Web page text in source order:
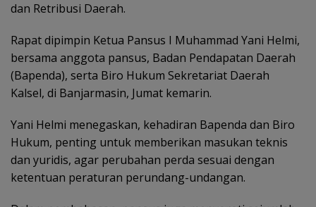
dan Retribusi Daerah.
Rapat dipimpin Ketua Pansus I Muhammad Yani Helmi,
bersama anggota pansus, Badan Pendapatan Daerah
(Bapenda), serta Biro Hukum Sekretariat Daerah
Kalsel, di Banjarmasin, Jumat kemarin.
Yani Helmi menegaskan, kehadiran Bapenda dan Biro
Hukum, penting untuk memberikan masukan teknis
dan yuridis, agar perubahan perda sesuai dengan
ketentuan peraturan perundang-undangan.